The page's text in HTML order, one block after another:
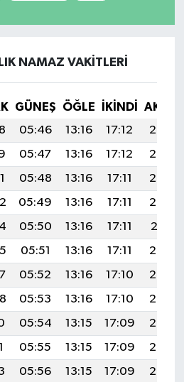
NAMAZ VAKITLERI
GÜNEŞ ÖĞLE İKINDI
05:46 13:16 17:12
20:35
05:47 13:16 17:12
20:34
05:48 13:16 17:11
20:33
05:49 13:16 17:11
20:32
05:50 13:16 17:11
20:31
05:51 13:16 17:11
20:30
05:52 13:16 17:10
20:29
05:53 13:16 17:10
20:28
05:54 13:15 17:09
20:27
05:55 13:15 17:09
20:26
05:56 13:15 17:09
20:25